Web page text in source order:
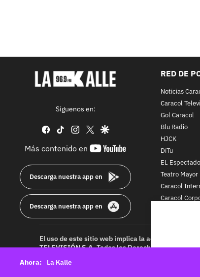
Síguenos en:
facebook
tiktok instagram
twittergoogle
Más contenido en
youtube-
Descarga nuestra app en
Descarga nuestra app en
RED DE
Noticias
Caracol
Gol Caracol
Blu Radio
HJCK
DiTu
EL
Teatro Mayor
Caracol
Caracol
El uso de este sitio web implica la aceptación de los
TELEVISIÓN S.A.Todos los Derechos
idioma sin autorización escrita de su titular.
rights reserved 2025.
La Kalle